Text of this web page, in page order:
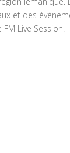
et des
Live Session.